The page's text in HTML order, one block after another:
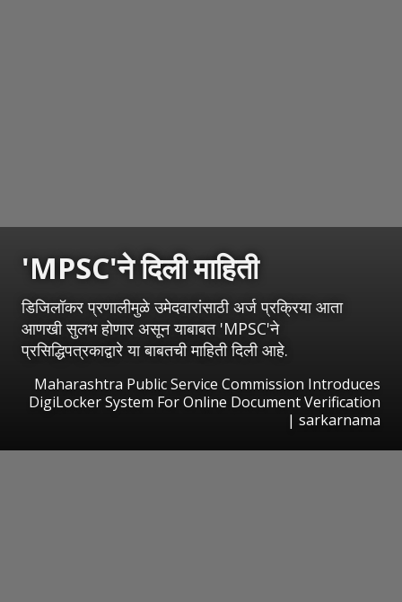
'MPSC'ने दिली माहिती
डिजिलॉकर प्रणालीमुळे उमेदवारांसाठी अर्ज प्रक्रिया आता
आणखी सुलभ होणार असून याबाबत 'MPSC'ने
प्रसिद्धिपत्रकाद्वारे या बाबतची माहिती दिली आहे.
Maharashtra Public Service Commission Introduces
DigiLocker System For Online Document Verification
| sarkarnama